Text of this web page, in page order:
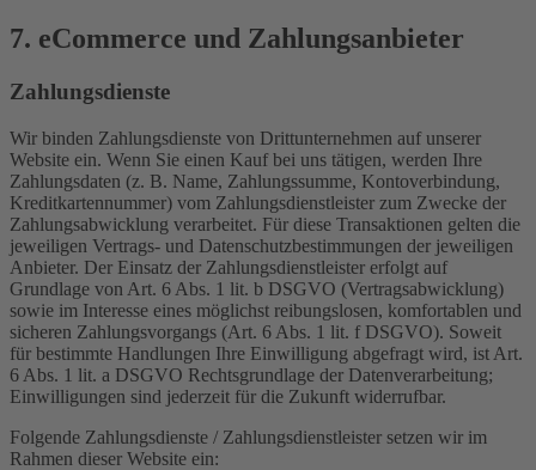
7. eCommerce und Zahlungs­anbieter
Zahlungsdienste
Wir binden Zahlungsdienste von Drittunternehmen auf unserer
Website ein. Wenn Sie einen Kauf bei uns tätigen, werden Ihre
Zahlungsdaten (z. B. Name, Zahlungssumme, Kontoverbindung,
Kreditkartennummer) vom Zahlungsdienstleister zum Zwecke der
Zahlungsabwicklung verarbeitet. Für diese Transaktionen gelten die
jeweiligen Vertrags- und Datenschutzbestimmungen der jeweiligen
Anbieter. Der Einsatz der Zahlungsdienstleister erfolgt auf
Grundlage von Art. 6 Abs. 1 lit. b DSGVO (Vertragsabwicklung)
sowie im Interesse eines möglichst reibungslosen, komfortablen und
sicheren Zahlungsvorgangs (Art. 6 Abs. 1 lit. f DSGVO). Soweit
für bestimmte Handlungen Ihre Einwilligung abgefragt wird, ist Art.
6 Abs. 1 lit. a DSGVO Rechtsgrundlage der Datenverarbeitung;
Einwilligungen sind jederzeit für die Zukunft widerrufbar.
Folgende Zahlungsdienste / Zahlungsdienstleister setzen wir im
Rahmen dieser Website ein: